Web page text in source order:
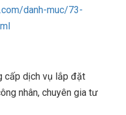
danh-muc/73-
cấp dịch vụ lắp đặt
nhân, chuyên gia tư